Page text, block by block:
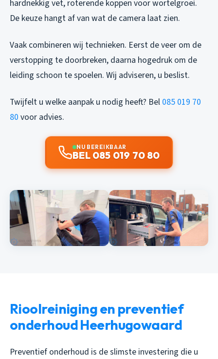
hardnekkig vet, roterende koppen voor wortelgroei.
De keuze hangt af van wat de camera laat zien.
Vaak combineren wij technieken. Eerst de veer om de
verstopping te doorbreken, daarna hogedruk om de
leiding schoon te spoelen. Wij adviseren, u beslist.
Twijfelt u welke aanpak u nodig heeft? Bel 085 019 70
80 voor advies.
NU BEREIKBAAR
BEL 085 019 70 80
Rioolreiniging en preventief
onderhoud Heerhugowaard
Preventief onderhoud is de slimste investering die u